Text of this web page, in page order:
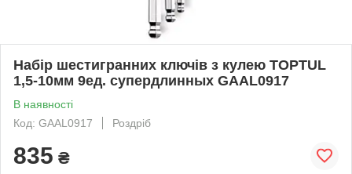
Набір шестигранних ключів з кулею TOPTUL
1,5-10мм 9ед. супердлинных GAAL0917
В наявності
Код: GAAL0917
Роздріб
835 ₴